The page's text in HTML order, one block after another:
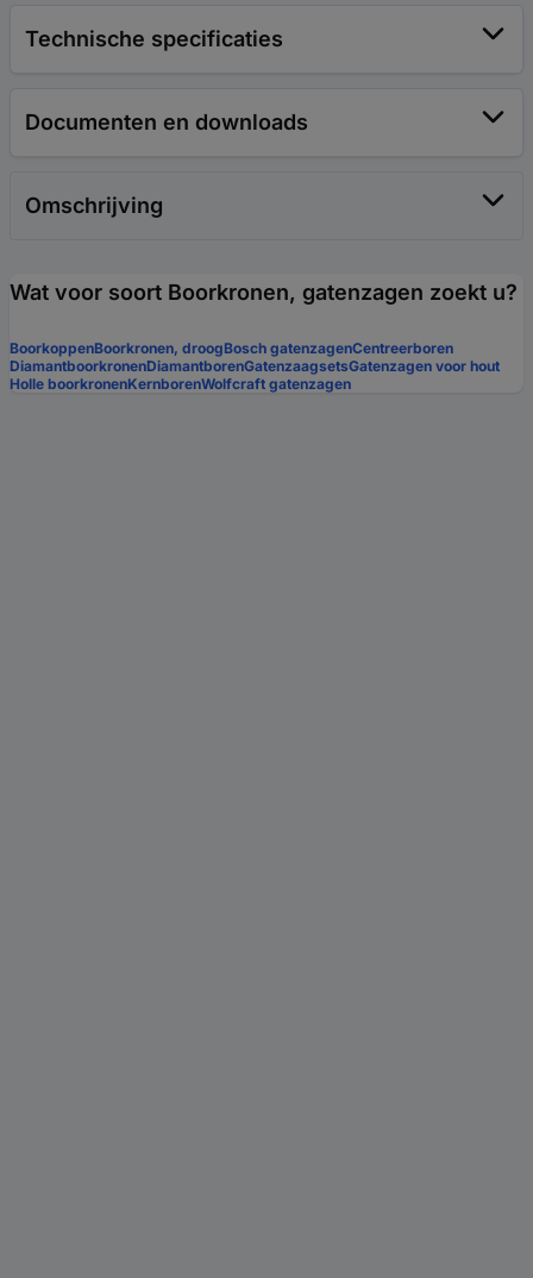
Technische specificaties
Documenten en downloads
Omschrijving
Wat voor soort Boorkronen, gatenzagen zoekt u?
BoorkoppenBoorkronen, droogBosch gatenzagenCentreerboren
DiamantboorkronenDiamantborenGatenzaagsetsGatenzagen voor hout
Holle boorkronenKernborenWolfcraft gatenzagen